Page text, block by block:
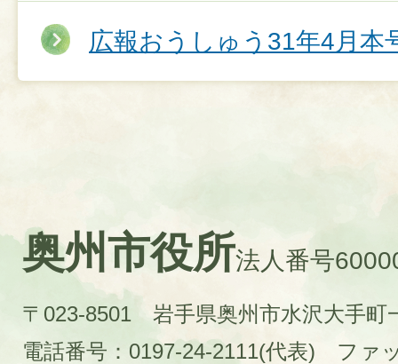
広報おうしゅう31年4月本
奥州市役所法人番号
〒023-8501 岩手県奥州市水沢大手町
電話番号：0197-24-2111(代表)
ファ